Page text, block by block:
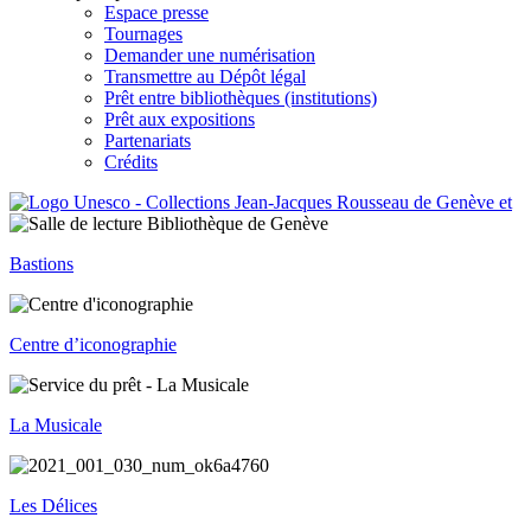
Espace presse
Tournages
Demander une numérisation
Transmettre au Dépôt légal
Prêt entre bibliothèques (institutions)
Prêt aux expositions
Partenariats
Crédits
Bastions
Centre d’iconographie
La Musicale
Les Délices